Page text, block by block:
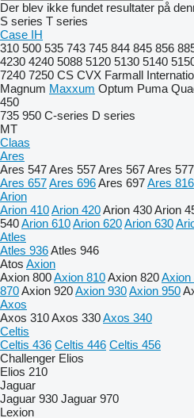
Der blev ikke fundet resultater på
S series T series
Case IH
310 500 535 743 745 844 845 856
4230 4240 5088 5120 5130 5140
7240 7250 CS CVX Farmall
Magnum Maxxum Optum Puma
450
735 950 C-series D series
MT
Claas
Ares
Ares 547Ares 557Ares 567Ares 577
Ares 657Ares 696Ares 697Ares 816
Arion
Arion 410Arion 420Arion 430Arion
540Arion 610Arion 620Arion 630
Atles
Atles 936Atles 946
Atos Axion
Axion 800Axion 810Axion 820Axion
870Axion 920Axion 930Axion 950
Axos
Axos 310Axos 330Axos 340
Celtis
Celtis 436 Celtis 446 Celtis 456
Challenger Elios
Elios 210
Jaguar
Jaguar 930 Jaguar 970
Lexion